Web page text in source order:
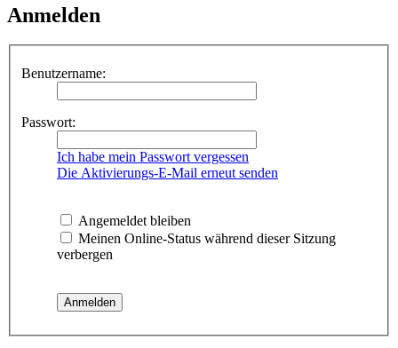
Anmelden
Benutzername:
Passwort:
Ich habe mein Passwort vergessen
Die Aktivierungs-E-Mail erneut senden
Angemeldet bleiben
Meinen Online-Status während dieser Sitzung
verbergen